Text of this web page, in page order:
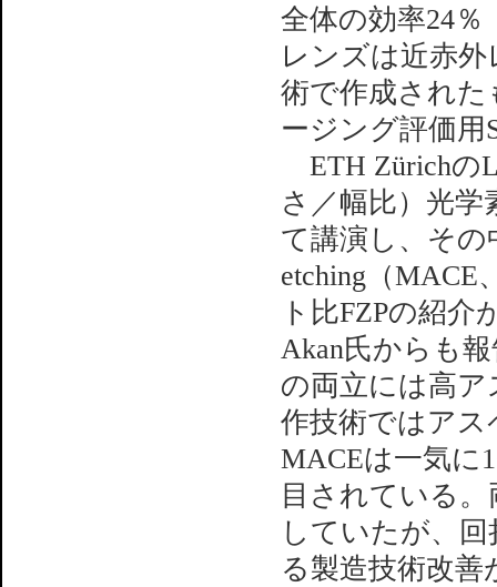
全体の効率24
レンズは近赤
術で作成された
ージング評価用
ETH Zürichの
さ／幅比）光
て講演し、その
etching（MACE
ト比FZPの紹介
Akan氏からも
の両立には高
作技術ではアス
MACEは一気に
目されている。
していたが、
る製造技術改善